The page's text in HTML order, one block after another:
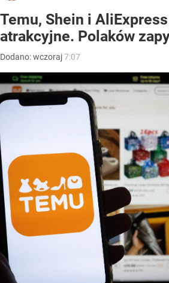
Temu, Shein i
atrakcyjne. Polaków
Dodano:wczoraj7:07